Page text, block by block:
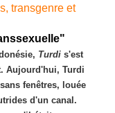
transgenre et
Turdi s'est
Aujourd'hui, Turdi
fenêtres, louée
d'un canal.